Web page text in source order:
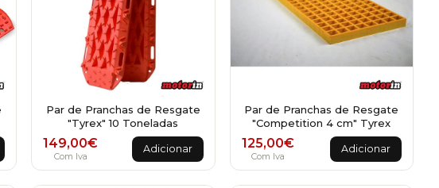
Par de Pranchas de Resgate
"Tyrex" 10 Toneladas
149,00€
Com Iva
Adicionar
Par de Pranchas de Resgate
"Competition 4 cm" Tyrex
125,00€
Com Iva
Adicionar